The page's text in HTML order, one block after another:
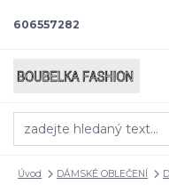
606557282
Úvod DÁMSKÉ OBLEČENÍ